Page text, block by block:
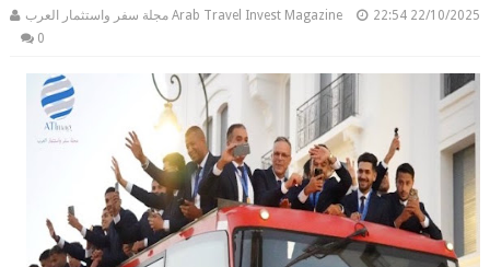
مجلة سفر واستثمار العرب Arab Travel Invest Magazine 22:54 22/10/2025
0